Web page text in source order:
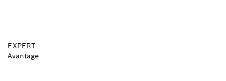
EXPERT
Avantage